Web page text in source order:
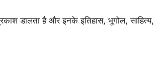
डालता है और इनके इतिहास, भूगोल, साहित्य,